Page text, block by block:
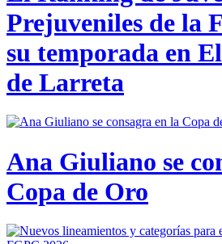
Prejuveniles de la
su temporada en
de Larreta
Ana Giuliano se
Copa de Oro